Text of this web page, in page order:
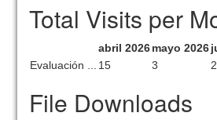
Total Visits per
abril 2026mayo 2026
Evaluación ...
15 3 2
File Downloads